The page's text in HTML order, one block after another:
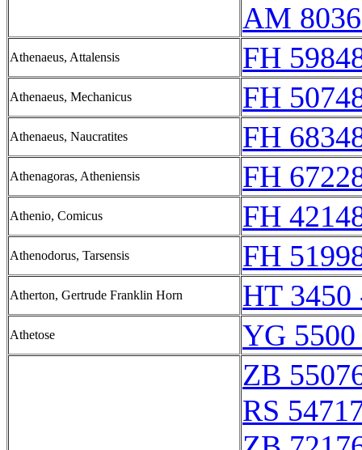
AM
Athenaeus, Attalensis FH
Athenaeus, Mechanicus FH
Athenaeus, Naucratites FH
Athenagoras, Atheniensis FH
Athenio, Comicus FH
Athenodorus, Tarsensis FH
Atherton, Gertrude Franklin Horn HT 3450
Athetose
YG
ZB
RS